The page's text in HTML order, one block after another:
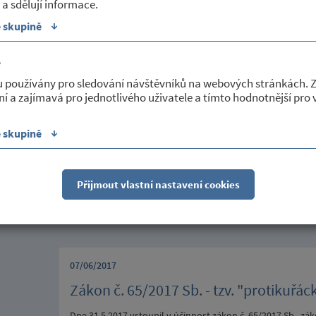
sdělují informace.
skupině ↓
používány pro sledování návštěvníků na webových stránkách.
a zajímavá pro jednotlivého uživatele a tímto hodnotnější pro
skupině ↓
Přijmout vlastní nastavení cookies
07/06/2017
Zdravotní sestra bude v ordinaci přítomna ve dnech 14. -
Moudrá
Sekce:Poskytované služby
07/06/2017
Zákon č. 65/2017 Sb. - tzv.